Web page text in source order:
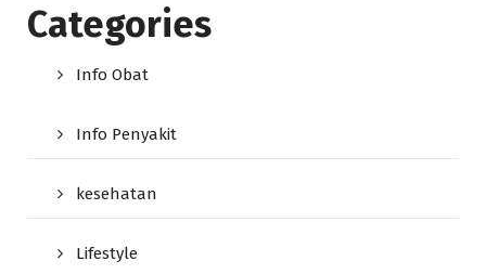
Categories
Info Obat
Info Penyakit
kesehatan
Lifestyle